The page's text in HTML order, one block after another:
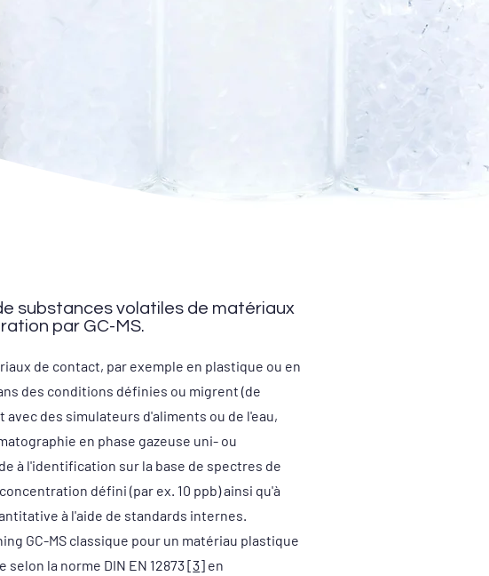
substances volatiles de matériaux
par GC-MS.
de contact, par exemple en plastique ou en
des conditions définies ou migrent (de
des simulateurs d'aliments ou de l'eau,
en phase gazeuse uni- ou
à l'identification sur la base de spectres de
défini (par ex. 10 ppb) ainsi qu'à
à l'aide de standards internes.
GC-MS classique pour un matériau plastique
la norme DIN EN 12873 [3] en